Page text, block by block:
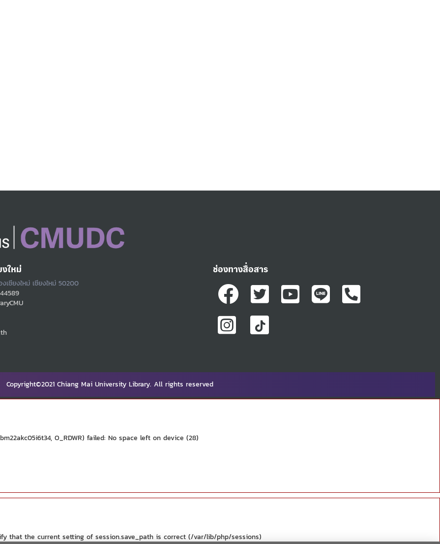
ใหม่
เชียงใหม่ เชียงใหม่ 50200
ช่องทางสื่อสาร
Copyright©2021 Chiang Mai University Library. All rights reserved
O_RDWR) failed: No space left on device (28)
that the current setting of session.save_path is correct (/var/lib/php/sessions)